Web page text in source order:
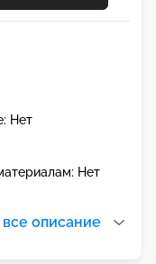
Нет
Нет
все описание